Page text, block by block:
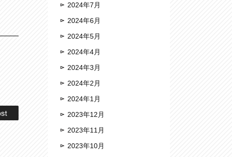
2024年7月
2024年6月
2024年5月
2024年4月
2024年3月
2024年2月
2024年1月
2023年12月
2023年11月
2023年10月